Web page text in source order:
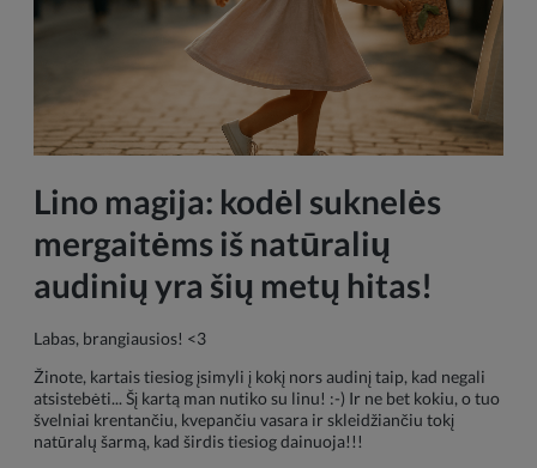
Lino magija: kodėl suknelės
mergaitėmsiš natūralių
audinių yra šių metų hitas!
Labas, brangiausios! <3
Žinote, kartais tiesiog įsimyli į kokį nors audinį taip, kad negali
atsistebėti... Šį kartą man nutiko su linu! :-) Ir ne bet kokiu, o tuo
švelniai krentančiu, kvepančiu vasara ir skleidžiančiu tokį
natūralų šarmą, kad širdis tiesiog dainuoja!!!